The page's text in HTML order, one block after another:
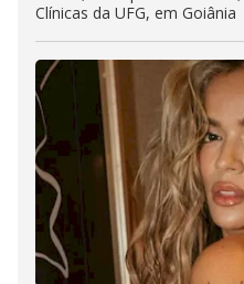
Clínicas da UFG, em Goiânia